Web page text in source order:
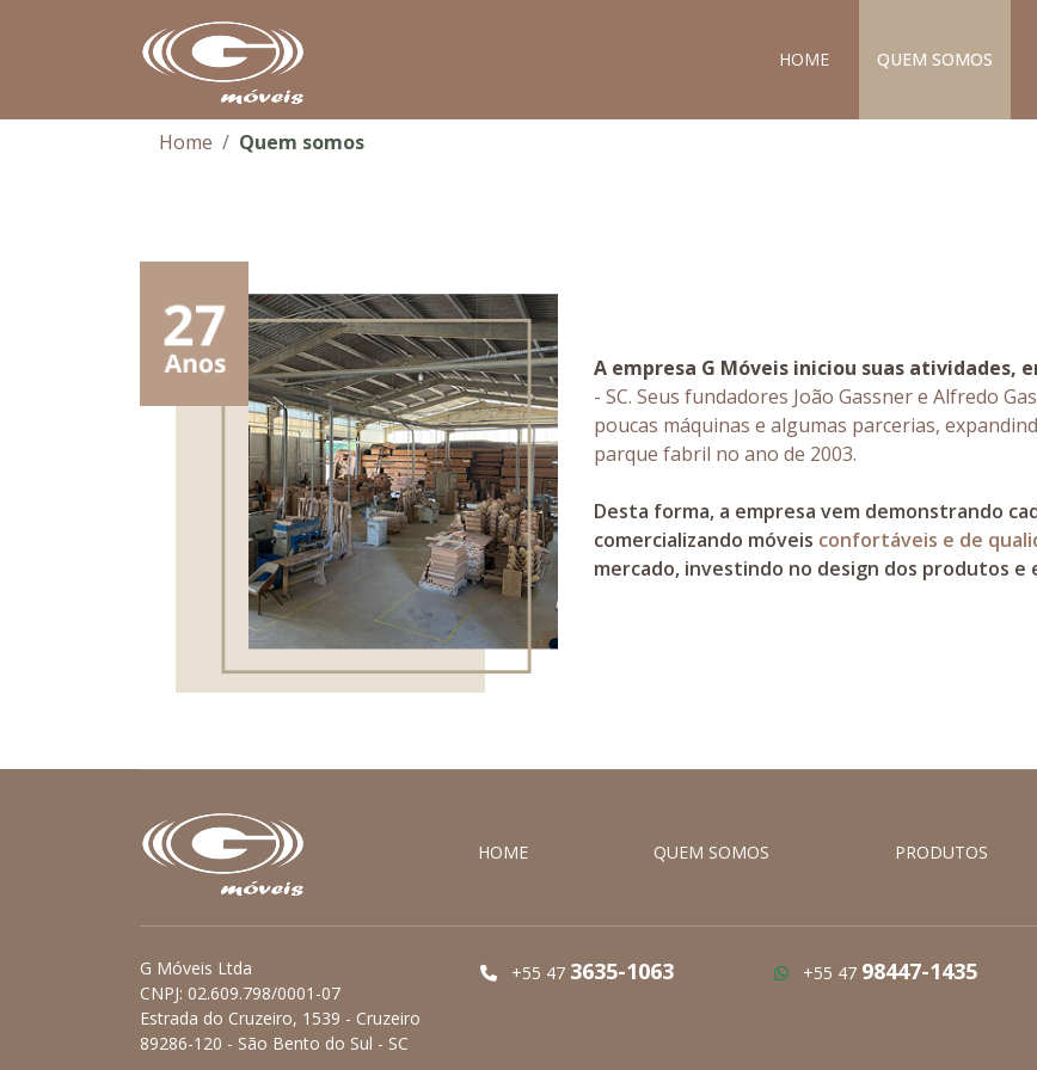
HOME QUEM SOMOS
Home Quem somos
A empresa G Móveis iniciou suas atividades,
- SC. Seus fundadores João Gassner e Alfredo
poucas máquinas e algumas parcerias,
parque fabril no ano de 2003.
Desta forma, a empresa vem demonstrando
comercializando móveis confortáveis e de
mercado, investindo no design dos produtos e
HOME QUEM SOMOS PRODUTOS
G Móveis Ltda
CNPJ: 02.609.798/0001-07
Estrada do Cruzeiro, 1539 - Cruzeiro
89286-120 - São Bento do Sul - SC
+55 47 3635-1063 +55 47 98447-1435